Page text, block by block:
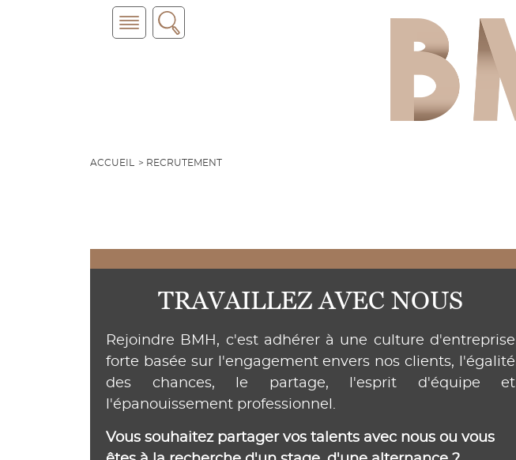
ACCUEIL RECRUTEMENT
TRAVAILLEZ AVEC NOUS
Rejoindre BMH, c'est adhérer à une culture d'entreprise
forte basée sur l'engagement envers nos clients, l'égalité
des chances, le partage, l'esprit d'équipe et
l'épanouissement professionnel.
Vous souhaitez partager vos talents avec nous ou vous